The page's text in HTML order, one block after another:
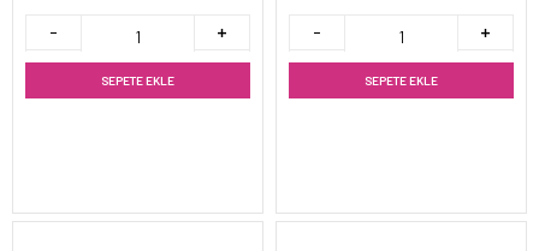
SEPETE EKLE SEPETE EKLE